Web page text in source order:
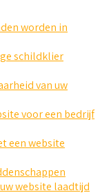
worden in
schildklier
van uw
voor een bedrijf
een website
website laadtijd